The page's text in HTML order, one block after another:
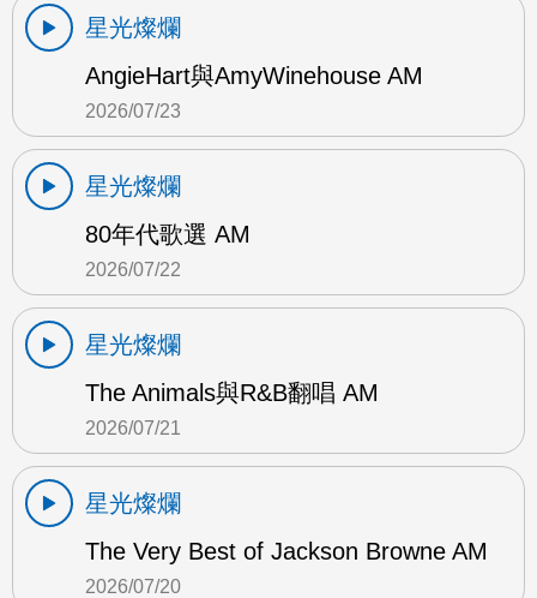
星光燦爛
AngieHart與AmyWinehouse AM
2026/07/23
星光燦爛
80年代歌選 AM
2026/07/22
星光燦爛
The Animals與R&B翻唱 AM
2026/07/21
星光燦爛
The Very Best of Jackson Browne AM
2026/07/20